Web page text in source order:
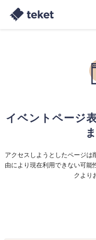
イベントページ
アクセスしようとしたページは
由により現在利用できない可能
クより